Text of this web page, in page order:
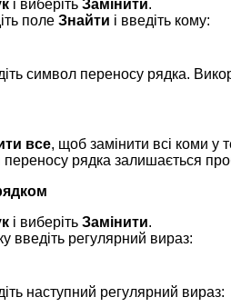
і виберіть Замінити.
поле Знайти і введіть кому:
символ переносу рядка.
все, щоб замінити всі коми у
переносу рядка залишається
і виберіть Замінити.
введіть регулярний вираз:
наступний регулярний вираз: